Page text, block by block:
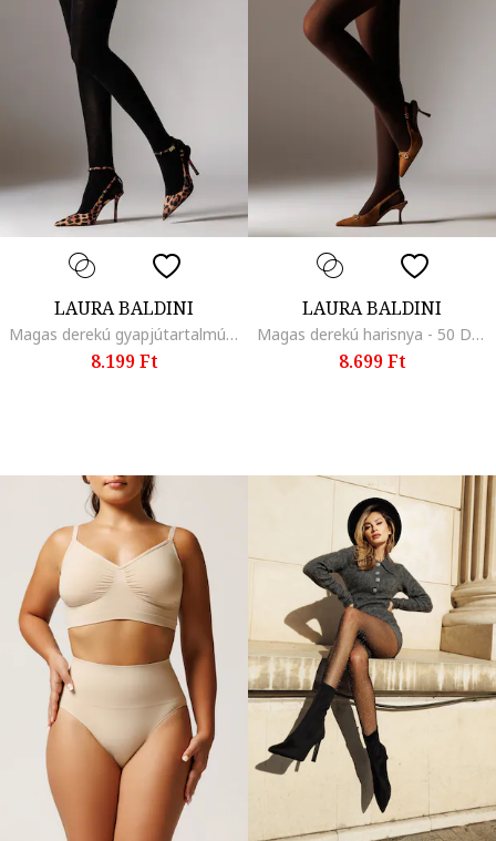
LAURA BALDINI
Magas derekú gyapjútartalmú harisnya - 80 DEN, Fekete
8.199 Ft
LAURA BALDINI
Magas derekú harisnya - 50 DEN, Barna
8.699 Ft